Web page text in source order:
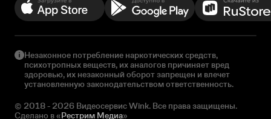
Незаконное потребление наркотических средств,
психотропных веществ, их аналогов причиняет вред
здоровью, их незаконный оборот запрещен и влечет
установленную законодательством ответственность.
© 2018 - 2026 Видеосервис Wink. Все права защищены.
Сделано в «Рестрим Медиа»